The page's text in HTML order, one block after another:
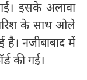
इसके अलावा
के साथ ओले
है। नजीबाबाद में
की गई।